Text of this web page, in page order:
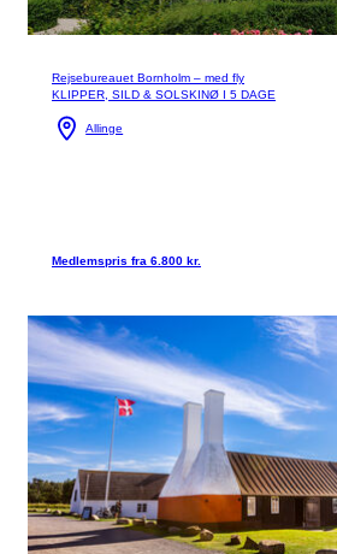
Rejsebureauet Bornholm – med fly
KLIPPER, SILD & SOLSKINØ I 5 DAGE
Allinge
Medlemspris fra 6.800 kr.